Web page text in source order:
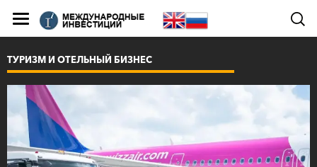
ТУРИЗМ И ОТЕЛЬНЫЙ БИЗНЕС